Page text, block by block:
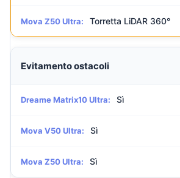
Mova Z50 Ultra: Torretta LiDAR 360°
Evitamento ostacoli
Dreame Matrix10 Ultra: Sì
Mova V50 Ultra: Sì
Mova Z50 Ultra: Sì